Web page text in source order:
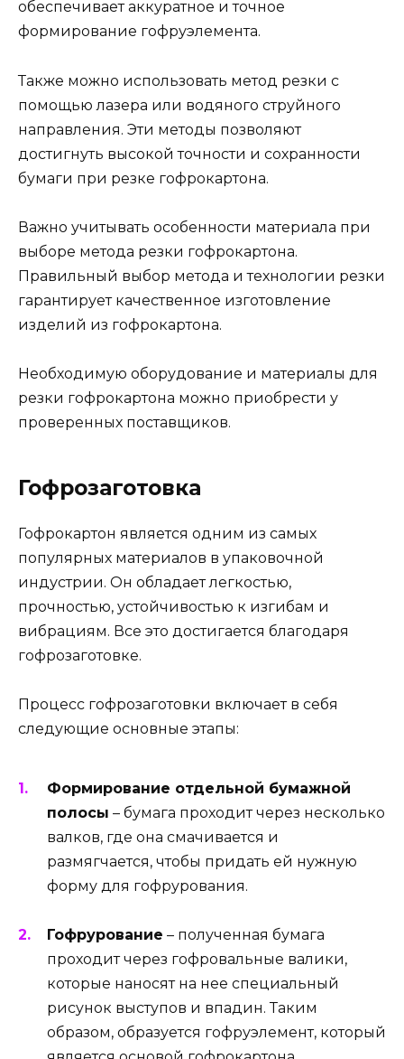
обеспечивает аккуратное и точное
формирование гофруэлемента.
Также можно использовать метод резки с
помощью лазера или водяного струйного
направления. Эти методы позволяют
достигнуть высокой точности и сохранности
бумаги при резке гофрокартона.
Важно учитывать особенности материала при
выборе метода резки гофрокартона.
Правильный выбор метода и технологии резки
гарантирует качественное изготовление
изделий из гофрокартона.
Необходимую оборудование и материалы для
резки гофрокартона можно приобрести у
проверенных поставщиков.
Гофрозаготовка
Гофрокартон является одним из самых
популярных материалов в упаковочной
индустрии. Он обладает легкостью,
прочностью, устойчивостью к изгибам и
вибрациям. Все это достигается благодаря
гофрозаготовке.
Процесс гофрозаготовки включает в себя
следующие основные этапы:
Формирование отдельной бумажной
полосы – бумага проходит через несколько
валков, где она смачивается и
размягчается, чтобы придать ей нужную
форму для гофрурования.
Гофрурование – полученная бумага
проходит через гофровальные валики,
которые наносят на нее специальный
рисунок выступов и впадин. Таким
образом, образуется гофруэлемент, который